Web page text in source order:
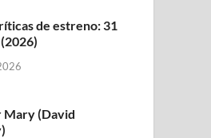
de estreno: 31
(David